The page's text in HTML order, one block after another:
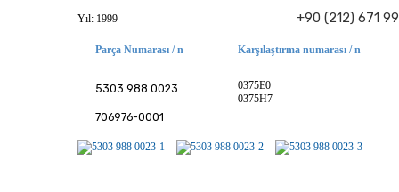
Yıl: 1999 +90 (212) 671
Parça Numarası / n
5303 988 0023
706976-0001
Karşılaştırma numarası / n
0375E0
0375H7